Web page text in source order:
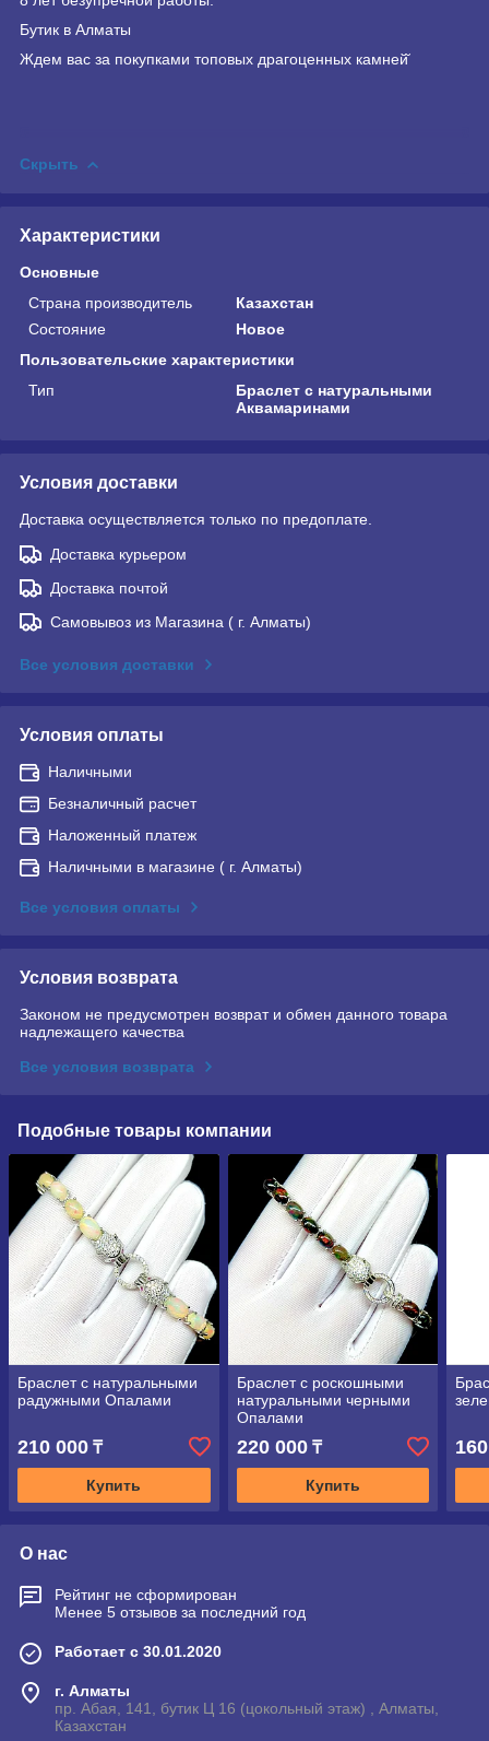
Бутик в Алматы
Ждем вас за покупками топовых драгоценных камней̆
Скрыть
Характеристики
Основные
Страна производитель
Казахстан
Состояние
Новое
Пользовательские характеристики
Тип
Браслет с натуральными
Аквамаринами
Условия доставки
Доставка осуществляется только по предоплате.
Доставка курьером
Доставка почтой
Самовывоз из Магазина ( г. Алматы)
Все условия доставки
Условия оплаты
Наличными
Безналичный расчет
Наложенный платеж
Наличными в магазине ( г. Алматы)
Все условия оплаты
Условия возврата
Законом не предусмотрен возврат и обмен данного товара
надлежащего качества
Все условия возврата
Подобные товары компании
Браслет с натуральными
радужными Опалами
210 000 ₸
Купить
Браслет с роскошными
натуральными черными
Опалами
220 000₸
Купить
О нас
Рейтинг не сформирован
Менее 5 отзывов за последний год
Работает с 30.01.2020
г. Алматы
пр. Абая, 141, бутик Ц 16 (цокольный этаж) , Алматы,
Казахстан